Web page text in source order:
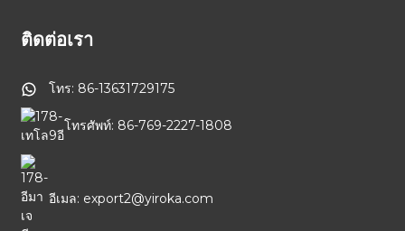
ติดต่อเรา
โทร: 86-13631729175
โทรศัพท์: 86-769-2227-1808
อีเมล: export2@yiroka.com